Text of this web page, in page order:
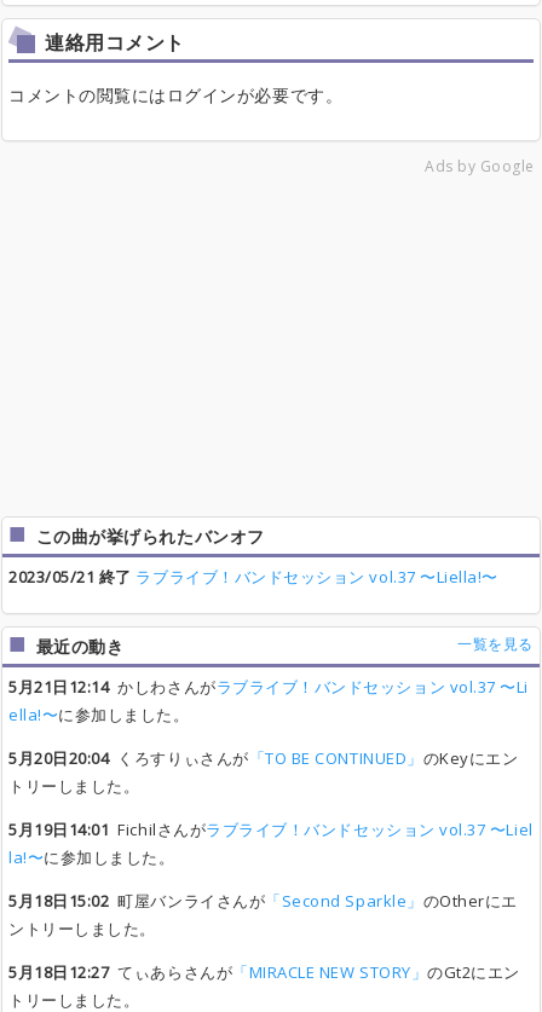
連絡用コメント
コメントの閲覧にはログインが必要です。
Ads by Google
この曲が挙げられたバンオフ
2023/05/21 終了 ラブライブ！バンドセッション vol.37 〜Liella!〜
最近の動き 一覧を見る
5月21日12:14かしわさんがラブライブ！バンドセッション vol.37 〜Li
ella!〜に参加しました。
5月20日20:04くろすりぃさんが 「TO BE CONTINUED」 のKeyにエン
トリーしました。
5月19日14:01 Fichilさんがラブライブ！バンドセッション vol.37 〜Liel
la!〜に参加しました。
5月18日15:02 町屋バンライさんが 「Second Sparkle」 のOtherにエ
ントリーしました。
5月18日12:27てぃあらさんが 「MIRACLE NEW STORY」のGt2にエン
トリーしました。